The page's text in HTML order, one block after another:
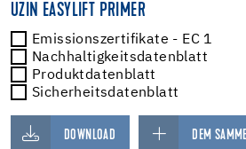
UZIN EASYLIFT PRIMER
Emissionszertifikate - EC 1
Nachhaltigkeitsdatenblatt
Produktdatenblatt
Sicherheitsdatenblatt
DOWNLOAD DEM